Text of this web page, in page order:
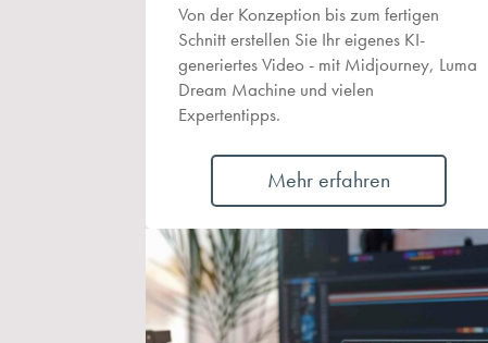
Von der Konzeption bis zum fertigen
Schnitt erstellen Sie Ihr eigenes KI-
generiertes Video - mit Midjourney, Luma
Dream Machine und vielen
Expertentipps.
Mehr erfahren